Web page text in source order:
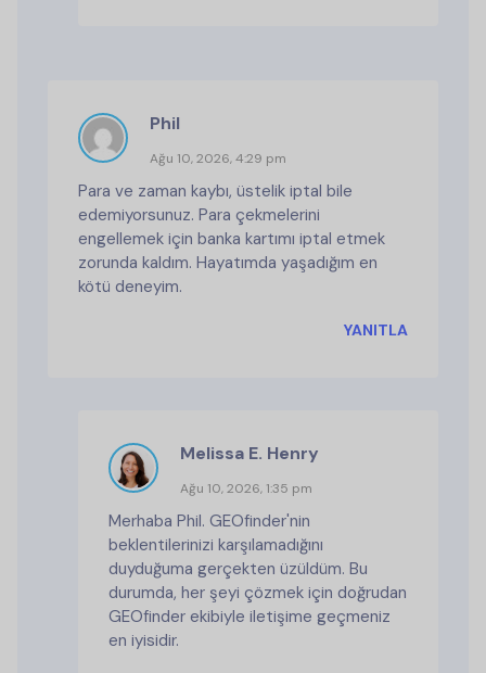
Phil
Ağu 10, 2026, 4:29 pm
Para ve zaman kaybı, üstelik iptal bile
edemiyorsunuz. Para çekmelerini
engellemek için banka kartımı iptal etmek
zorunda kaldım. Hayatımda yaşadığım en
kötü deneyim.
YANITLA
Melissa E. Henry
Ağu 10, 2026, 1:35 pm
Merhaba Phil. GEOfinder'nin
beklentilerinizi karşılamadığını
duyduğuma gerçekten üzüldüm. Bu
durumda, her şeyi çözmek için doğrudan
GEOfinder ekibiyle iletişime geçmeniz
en iyisidir.